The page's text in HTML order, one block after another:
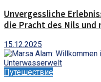
Unvergessliche
die Pracht des Nils und
15.12.2025
Путешествие